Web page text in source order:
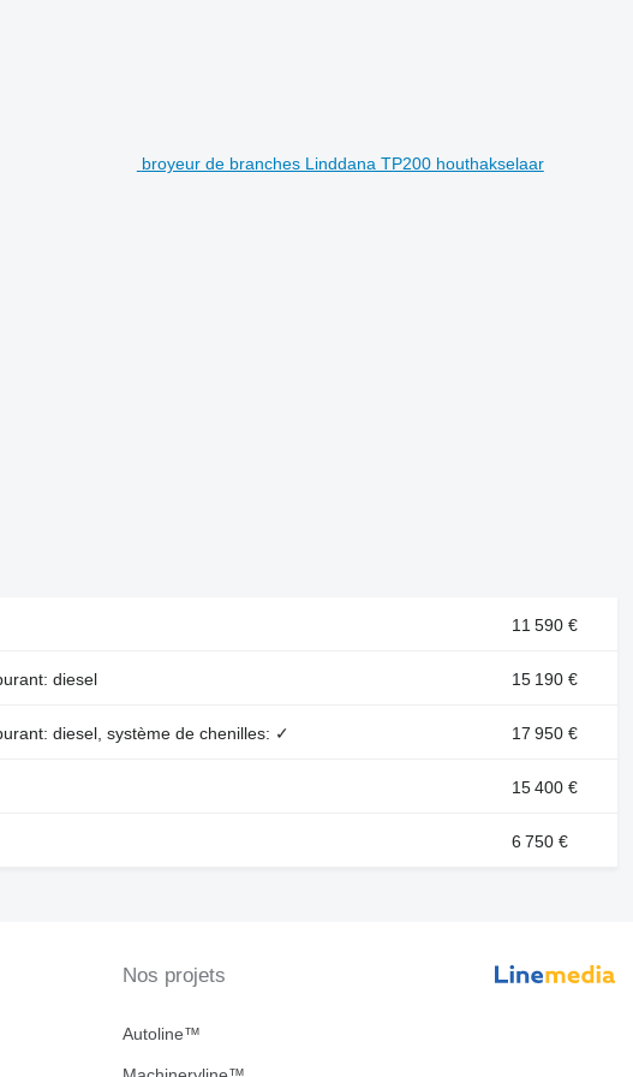
broyeur de branches Linddana TP200 houthakselaar
11 590 €
diesel 15 190 €
diesel, système de chenilles: ✓ 17 950 €
15 400 €
6 750 €
Nos projets
Autoline™